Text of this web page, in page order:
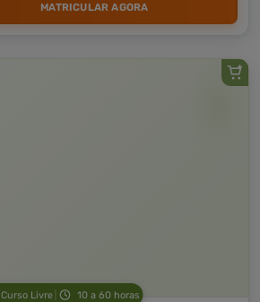
MATRICULAR AGORA
Curso Livre 10 a 60 horas